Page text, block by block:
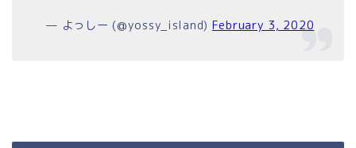
— よっしー (@yossy_island) February 3, 2020